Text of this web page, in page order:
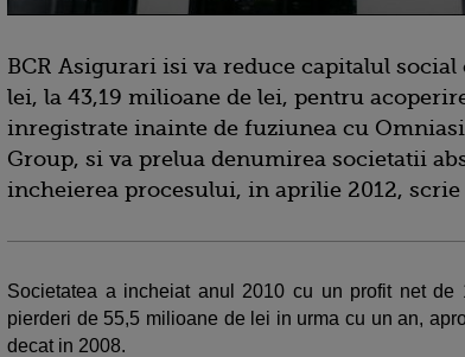
BCR Asigurari isi va reduce capitalul
lei, la 43,19 milioane de lei, pentru
inregistrate inainte de fuziunea cu
Group, si va prelua denumirea societatii
incheierea procesului, in aprilie 2012, scrie
Societatea a incheiat anul 2010 cu un profit net
pierderi de 55,5 milioane de lei in urma cu un an,
decat in 2008.